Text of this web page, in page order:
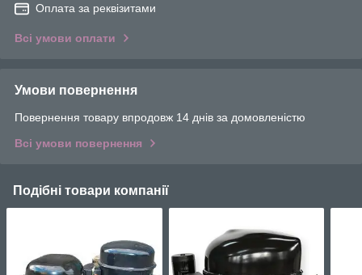
Оплата за реквізитами
Всі умови оплати
Умови повернення
Повернення товару впродовж 14 днів за домовленістю
Всі умови повернення
Подібні товари компанії